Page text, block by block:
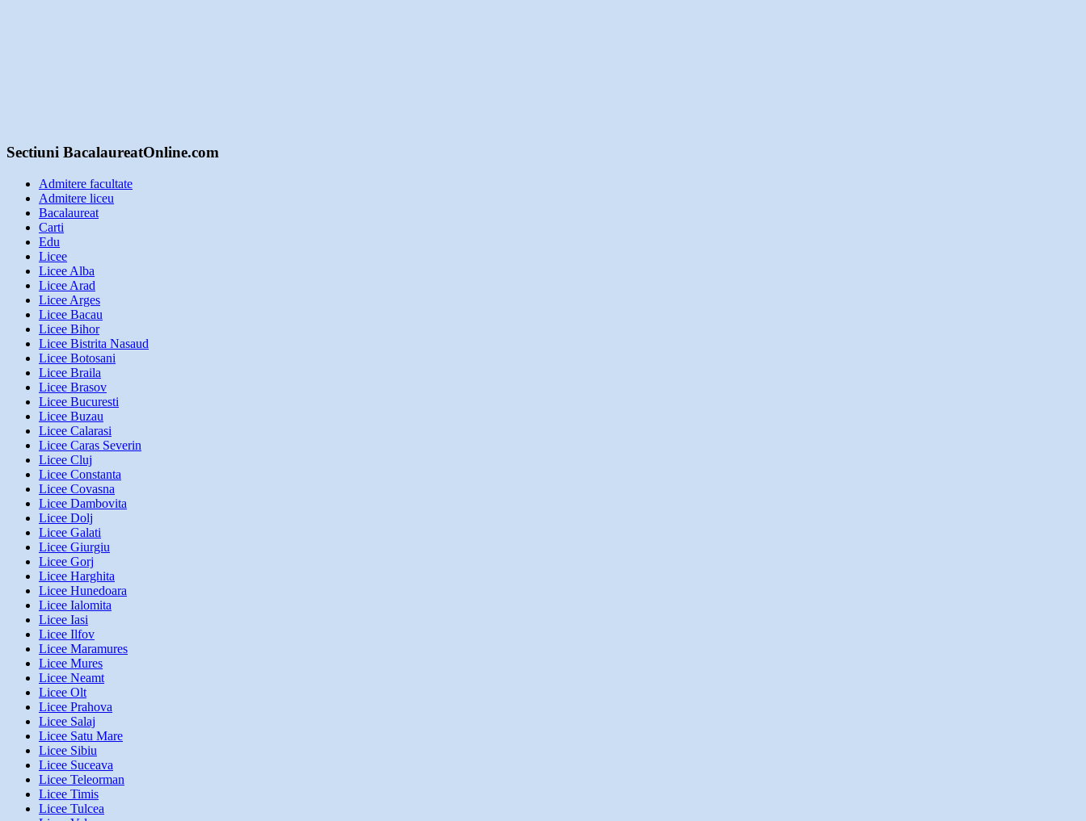
Sectiuni BacalaureatOnline.com
Admitere facultate
Admitere liceu
Bacalaureat
Carti
Edu
Licee
Licee Alba
Licee Arad
Licee Arges
Licee Bacau
Licee Bihor
Licee Bistrita Nasaud
Licee Botosani
Licee Braila
Licee Brasov
Licee Bucuresti
Licee Buzau
Licee Calarasi
Licee Caras Severin
Licee Cluj
Licee Constanta
Licee Covasna
Licee Dambovita
Licee Dolj
Licee Galati
Licee Giurgiu
Licee Gorj
Licee Harghita
Licee Hunedoara
Licee Ialomita
Licee Iasi
Licee Ilfov
Licee Maramures
Licee Mures
Licee Neamt
Licee Olt
Licee Prahova
Licee Salaj
Licee Satu Mare
Licee Sibiu
Licee Suceava
Licee Teleorman
Licee Timis
Licee Tulcea